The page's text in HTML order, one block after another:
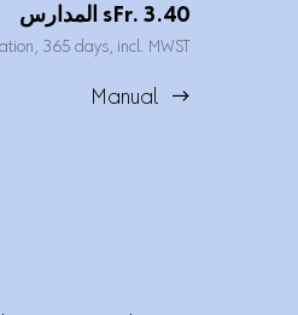
المدارس sFr. 3.40
365 days, incl. MWST
Manual 